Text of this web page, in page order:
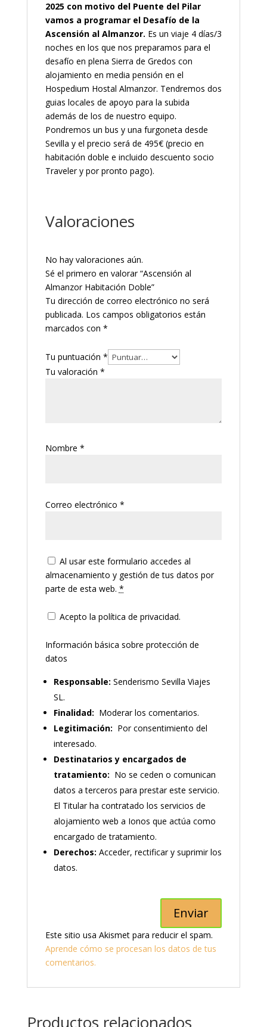
2025 con motivo del Puente del Pilar
vamos a programar el Desafío de la
Ascensión al Almanzor. Es un viaje 4 días/3
noches en los que nos preparamos para el
desafío en plena Sierra de Gredos con
alojamiento en media pensión en el
Hospedium Hostal Almanzor. Tendremos dos
guias locales de apoyo para la subida
además de los de nuestro equipo.
Pondremos un bus y una furgoneta desde
Sevilla y el precio será de 495€ (precio en
habitación doble e incluido descuento socio
Traveler y por pronto pago).
Valoraciones
No hay valoraciones aún.
Sé el primero en valorar “Ascensión al
Almanzor Habitación Doble”
Tu dirección de correo electrónico no será
publicada. Los campos obligatorios están
marcados con *
Tu puntuación *
Tu valoración *
Nombre *
Correo electrónico *
Al usar este formulario accedes al
almacenamiento y gestión de tus datos por
parte de esta web. *
Acepto la política de privacidad.
Información básica sobre protección de
datos
Responsable: Senderismo Sevilla Viajes
SL.
Finalidad: Moderar los comentarios.
Legitimación: Por consentimiento del
interesado.
Destinatarios y encargados de
tratamiento: No se ceden o comunican
datos a terceros para prestar este servicio.
El Titular ha contratado los servicios de
alojamiento web a Ionos que actúa como
encargado de tratamiento.
Derechos: Acceder, rectificar y suprimir los
datos.
Este sitio usa Akismet para reducir el spam.
Aprende cómo se procesan los datos de tus
comentarios.
Productos relacionados